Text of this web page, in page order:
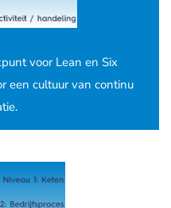
voor Lean en Six
een cultuur van continu